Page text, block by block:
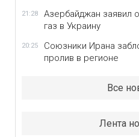
21:28
Азербайджан заявил
газ в Украину
20:25
Союзники Ирана
пролив в регионе
Все
Лента